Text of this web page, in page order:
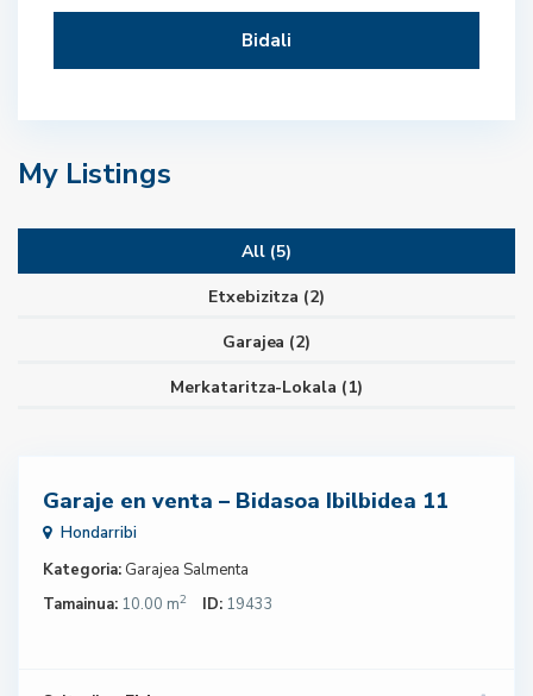
My Listings
All (5)
Etxebizitza (2)
Garajea (2)
Merkataritza-Lokala (1)
Garaje en venta – Bidasoa Ibilbidea 11
Hondarribi
Kategoria: Garajea Salmenta
Tamainua: 10.00 m2 ID: 19433